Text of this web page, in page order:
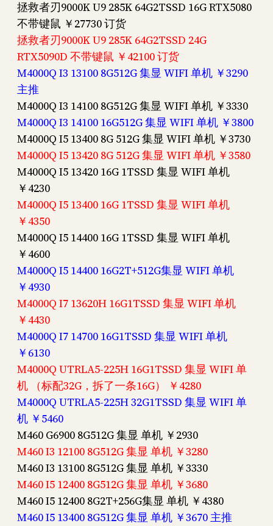
拯救者刃9000K U9 285K 64G2TSSD 16G RTX5080
不带键鼠 ￥27730 订货
拯救者刃9000K U9 285K 64G2TSSD 24G
RTX5090D 不带键鼠 ￥42100 订货
M4000Q I3 13100 8G512G 集显 WIFI 单机 ￥3290
主推
M4000Q I3 14100 8G512G 集显 WIFI 单机 ￥3330
M4000Q I3 14100 16G512G 集显 WIFI 单机 ￥3800
M4000Q I5 13400 8G 512G 集显 WIFI 单机 ￥3730
M4000Q I5 13420 8G 512G 集显 WIFI 单机 ￥3580
M4000Q I5 13420 16G 1TSSD 集显 WIFI 单机
￥4230
M4000Q I5 13400 16G 1TSSD 集显 WIFI 单机
￥4350
M4000Q I5 14400 16G 1TSSD 集显 WIFI 单机
￥4600
M4000Q I5 14400 16G2T+512G集显 WIFI 单机
￥4930
M4000Q I7 13620H 16G1TSSD 集显 WIFI 单机
￥4430
M4000Q I7 14700 16G1TSSD 集显 WIFI 单机
￥6130
M4000Q UTRLA5-225H 16G1TSSD 集显 WIFI 单
机 （标配32G，拆了一条16G） ￥4280
M4000Q UTRLA5-225H 32G1TSSD 集显 WIFI 单
机 ￥5460
M460 G6900 8G512G 集显 单机 ￥2930
M460 I3 12100 8G512G 集显 单机 ￥3280
M460 I3 13100 8G512G 集显 单机 ￥3330
M460 I5 12400 8G512G 集显 单机 ￥3680
M460 I5 12400 8G2T+256G集显 单机 ￥4380
M460 I5 13400 8G512G 集显 单机 ￥3670 主推